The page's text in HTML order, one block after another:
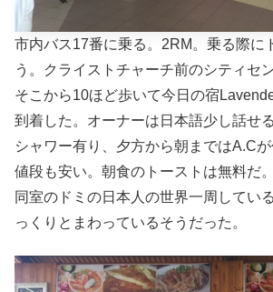
市内バス17番に乗る。2RM。乗る際に
う。クライストチャーチ前のシティセ
そこから10ほど歩いて今日の宿
到着した。オーナーは日本語少し話せ
シャワー有り、夕方から朝まではA.C
値段も安い。朝食のトーストは無料だ。
同室のドミの日本人の世界一周してい
っくりとまわっているそうだった。